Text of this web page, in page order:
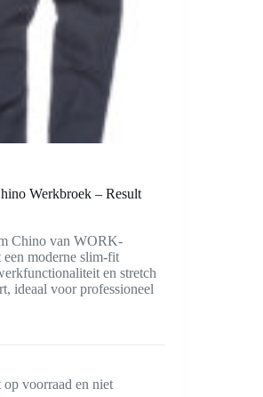
Werkbroek – Result
Chino van WORK-
moderne slim-fit
en stretch
ideaal voor professioneel
voorraad en niet